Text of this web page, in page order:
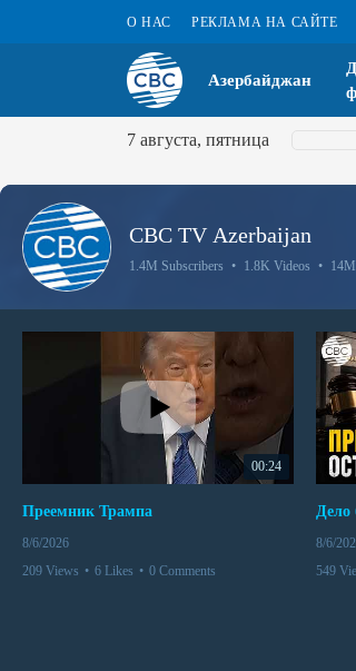
О НАС РЕКЛАМА НА САЙТЕ
Азербайджан
7 августа, пятница
CBC TV Azerbaijan
1.4M Subscribers • 1.8K Videos •
00:24
Преемник Трампа
8/6/2026
209 Views • 6 Likes • 0 Comments
8/6/
549